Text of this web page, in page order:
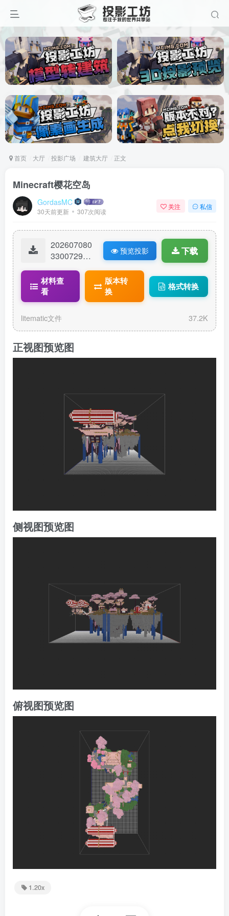
首页 大厅 投影广场 建筑大厅 正文
Minecraft樱花空岛
GordasMC
30天前更新 307次阅读
关注 私信
202607080
33007299-
ematic
预览投影 下载
材料查
看
版本转
换
格式转换
litematic文件 37.2K
正视图预览图
侧视图预览图
俯视图预览图
1.20x